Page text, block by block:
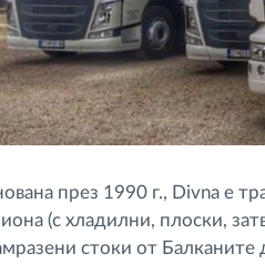
през 1990 г., Divna е
(с хладилни, плоски,
стоки от